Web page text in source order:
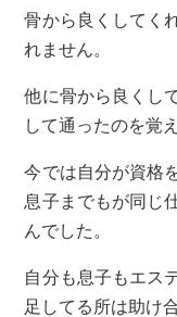
骨から良くしてく
れません。
他に骨から良くし
して通ったのを覚
今では自分が資格
息子までもが同じ
んでした。
自分も息子もエス
足してる所は助け